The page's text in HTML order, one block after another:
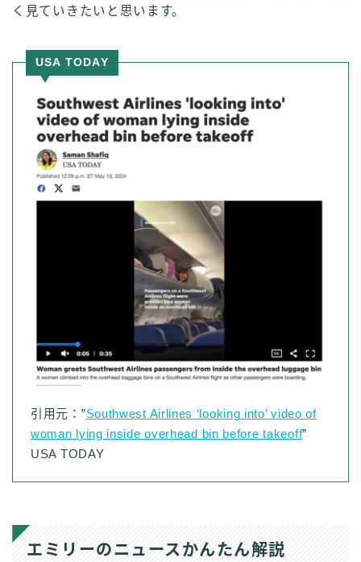
く見ていきたいと思います。
USA TODAY
引用元：”Southwest Airlines ‘looking into’ video of
woman lying inside overhead bin before takeoff”
USA TODAY
エミリーのニュースかんたん解説